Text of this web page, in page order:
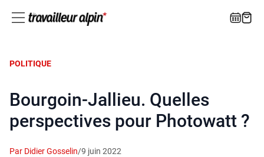
POLITIQUE
Bourgoin-Jallieu. Quelles
perspectives pour Photowatt ?
Par Didier Gosselin/9 juin 2022